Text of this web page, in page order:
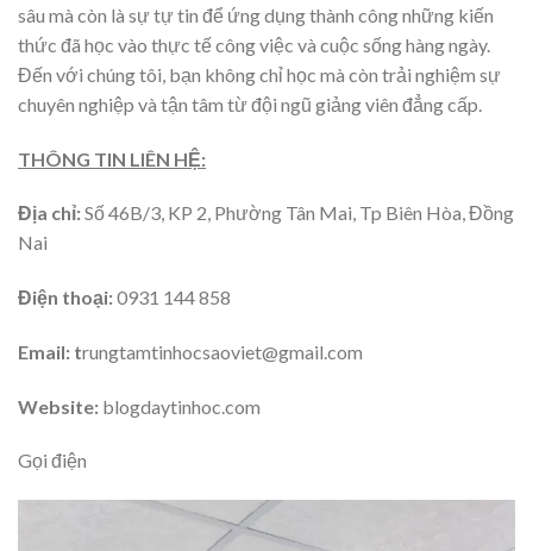
sâu mà còn là sự tự tin để ứng dụng thành công những kiến
thức đã học vào thực tế công việc và cuộc sống hàng ngày.
Đến với chúng tôi, bạn không chỉ học mà còn trải nghiệm sự
chuyên nghiệp và tận tâm từ đội ngũ giảng viên đẳng cấp.
THÔNG TIN LIÊN HỆ:
Địa chỉ:Số 46B/3, KP 2, Phường Tân Mai, Tp Biên Hòa, Đồng
Nai
Điện thoại:0931 144 858
Email: trungtamtinhocsaoviet@gmail.com
Website: blogdaytinhoc.com
Gọi điện